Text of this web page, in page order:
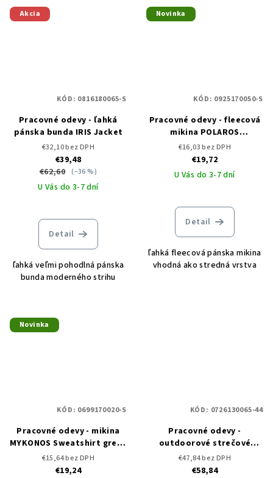
Akcia
Pracovné odevy - ľahká
pánska bunda IRIS Jacket
€32,10 bez DPH
€39,48
€62,60 (–36 %)
U Vás do 3-7 dní
Detail
ľahká veľmi pohodlná pánska
bunda moderného strihu
KÓD: 0816180065-S
Novinka
Pracovné odevy - fleecová
mikina POLAROS
Sweatshirt
€16,03 bez DPH
€19,72
U Vás do 3-7 dní
Detail
ľahká fleecová pánska mikina
vhodná ako stredná vrstva
KÓD: 0925170050-S
Novinka
Pracovné odevy - mikina
MYKONOS Sweatshirt grey -
DOPREDAJ
€15,64 bez DPH
€19,24
KÓD: 0699170020-S
Pracovné odevy -
outdoorové strečové
nohavice FOBOS
green/black
€47,84 bez DPH
€58,84
KÓD: 0726130065-44